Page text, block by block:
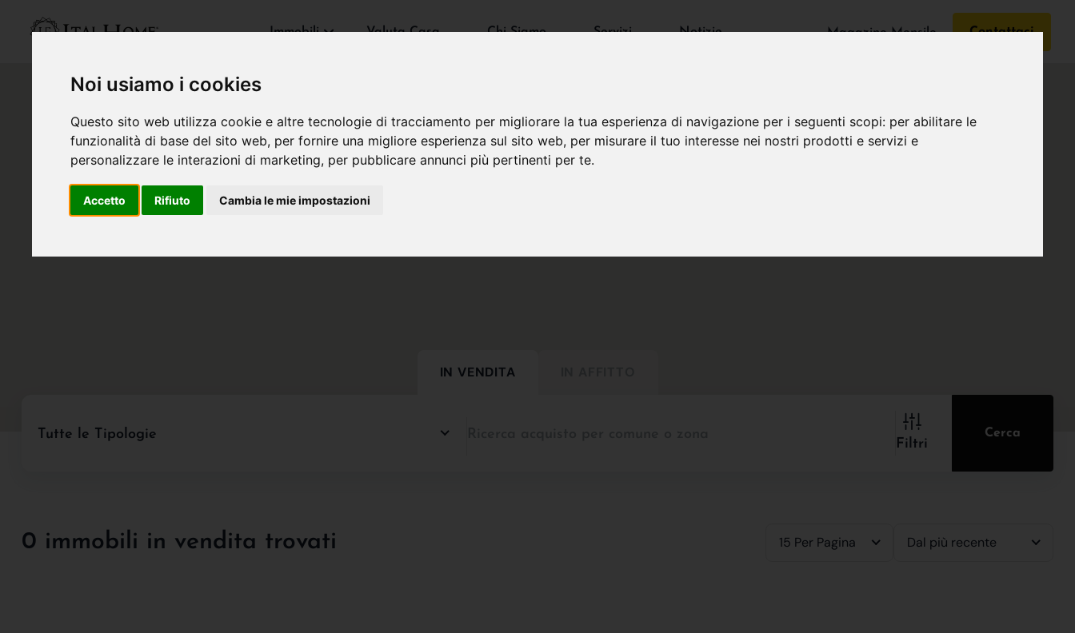
Noi usiamo i cookies
Questo sito web utilizza cookie e altre tecnologie di tracciamento per migliorare la tua esperienza di navigazione per i seguenti scopi: per abilitare le
funzionalità di base del sito web, per fornire una migliore esperienza sul sito web, per misurare il tuo interesse nei nostri prodotti e servizi e
personalizzare le interazioni di marketing, per pubblicare annunci più pertinenti per te.
Accetto Rifiuto Cambia le mie impostazioni
Immobili Valuta Casa Chi Siamo Servizi Notizie Magazine Mensile Contattaci
IN VENDITA
Tutte le Tipologie
Filtri
Cerca
0 immobili in vendita trovati 15 Per Pagina Dal più recente